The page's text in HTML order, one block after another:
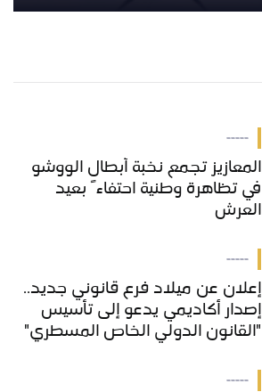
-----
المعازيز تجمع نخبة أبطال الووشو
في تظاهرة وطنية احتفاءً بعيد
العرش
-----
إعلان عن ميلاد فرع قانوني جديد..
إصدار أكاديمي يدعو إلى تأسيس
"القانون الدولي الخاص المسطري"
-----